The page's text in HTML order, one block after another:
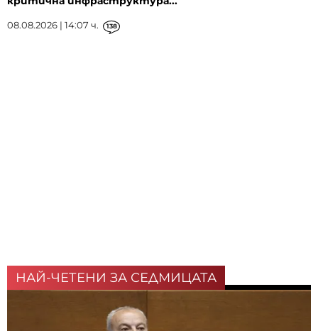
08.08.2026 | 14:07 ч. 138
НАЙ-ЧЕТЕНИ ЗА СЕДМИЦАТА